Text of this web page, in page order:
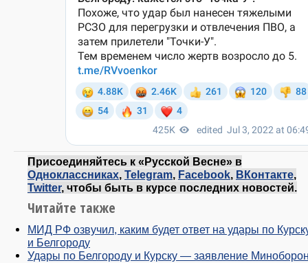
Присоединяйтесь к «Русской Весне» в
Одноклассниках, Telegram, Facebook, ВКонтакте,
Twitter, чтобы быть в курсе последних новостей.
Читайте также
МИД РФ озвучил, каким будет ответ на удары по
и Белгороду
Удары по Белгороду и Курску — заявление